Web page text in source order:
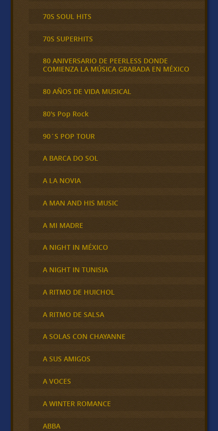
70S SOUL HITS
70S SUPERHITS
80 ANIVERSARIO DE PEERLESS DONDE
COMIENZA LA MÚSICA GRABADA EN MÉXICO
80 AÑOS DE VIDA MUSICAL
80's Pop Rock
90´S POP TOUR
A BARCA DO SOL
A LA NOVIA
A MAN AND HIS MUSIC
A MI MADRE
A NIGHT IN MÉXICO
A NIGHT IN TUNISIA
A RITMO DE HUICHOL
A RITMO DE SALSA
A SOLAS CON CHAYANNE
A SUS AMIGOS
A VOCES
A WINTER ROMANCE
ABBA